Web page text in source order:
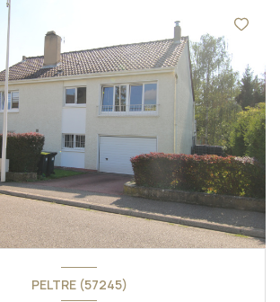
PELTRE (57245)